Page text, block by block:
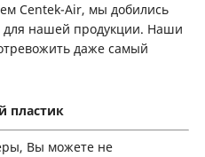
Centek-Air, мы добились
для нашей продукции. Наши
даже самый
пластик
Вы можете не